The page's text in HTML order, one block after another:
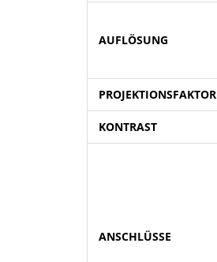
AUFLÖSUNG
PROJEKTIONSFAKTOR
KONTRAST
ANSCHLÜSSE